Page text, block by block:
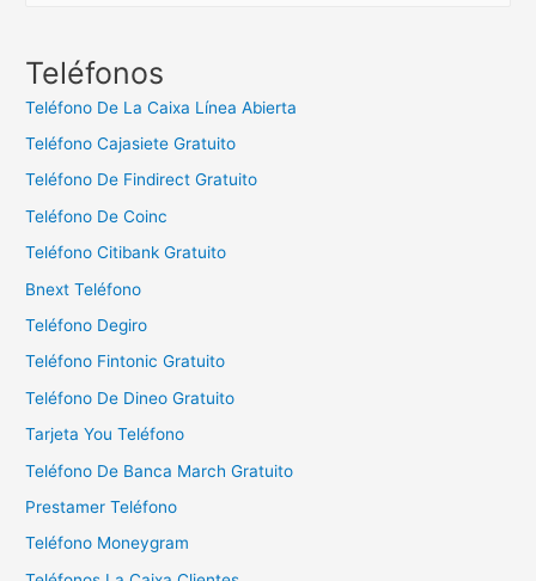
c
:
Teléfonos
Teléfono De La Caixa Línea Abierta
Teléfono Cajasiete Gratuito
Teléfono De Findirect Gratuito
Teléfono De Coinc
Teléfono Citibank Gratuito
Bnext Teléfono
Teléfono Degiro
Teléfono Fintonic Gratuito
Teléfono De Dineo Gratuito
Tarjeta You Teléfono
Teléfono De Banca March Gratuito
Prestamer Teléfono
Teléfono Moneygram